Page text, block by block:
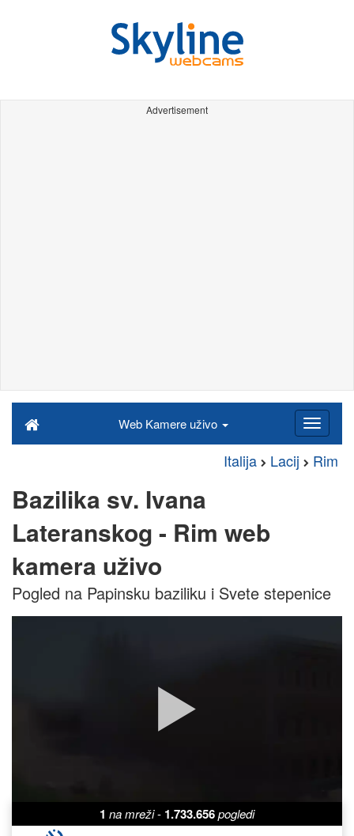
Advertisement
Web Kamere uživo
Italija Lacij Rim
Bazilika sv. Ivana
Lateranskog - Rim web
kamera uživo
Pogled na Papinsku baziliku i Svete stepenice
1 na mreži- 1.733.656pogledi